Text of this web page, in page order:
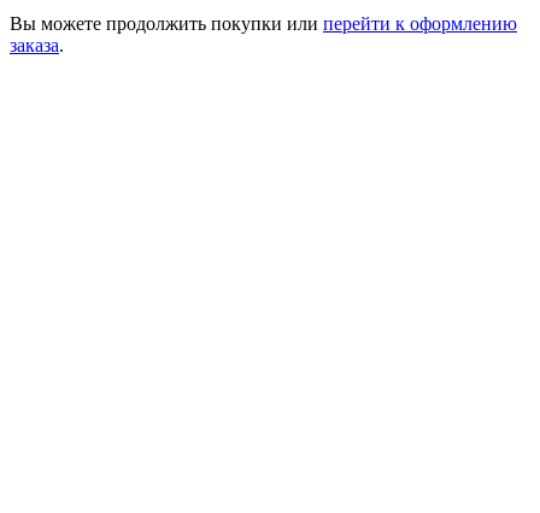
Вы можете продолжить покупки или перейти к оформлению
заказа.